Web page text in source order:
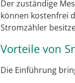
Der zuständige
können kostenfrei
Stromzähler
Vorteile von
Die Einführung